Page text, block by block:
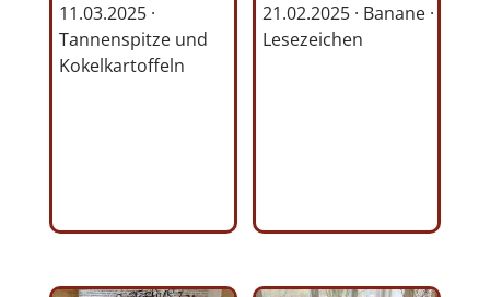
11.03.2025 ·
Tannenspitze und
Kokelkartoffeln
21.02.2025 · Banane ·
Lesezeichen